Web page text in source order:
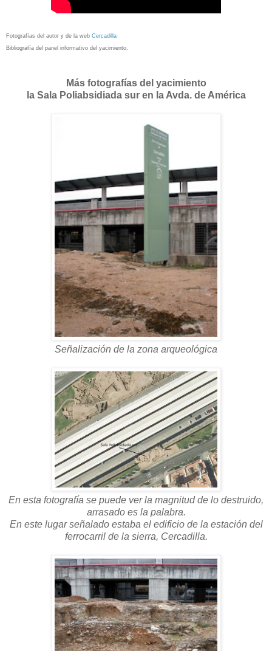
Fotografías del autor y de la web Cercadilla
Bibliografía del panel informativo del yacimiento.
Más fotografías del yacimiento
la Sala Poliabsidiada sur en la Avda. de América
Señalización de la zona arqueológica
En esta fotografía se puede ver la magnitud de lo destruido,
arrasado es la palabra.
En este lugar señalado estaba el edificio de la estación del
ferrocarril de la sierra, Cercadilla.